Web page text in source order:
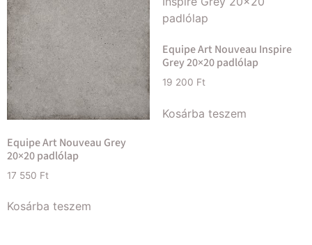
Equipe Art Nouveau Grey
20×20 padlólap
17 550 Ft
Kosárba teszem
Equipe Art Nouveau Inspire
Grey 20×20 padlólap
19 200 Ft
Kosárba teszem